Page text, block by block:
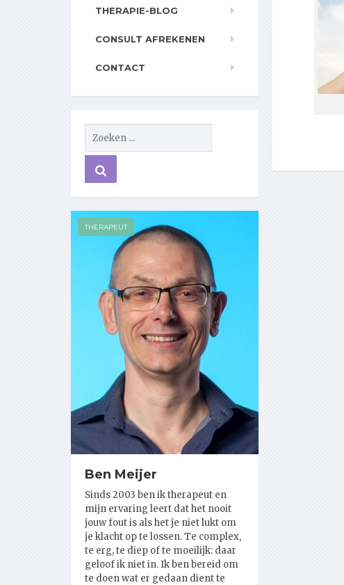
THERAPIE-BLOG
CONSULT AFREKENEN
CONTACT
THERAPEUT
Ben Meijer
Sinds 2003 ben ik therapeut en
mijn ervaring leert dat het nooit
jouw fout is als het je niet lukt om
je klacht op te lossen. Te complex,
te erg, te diep of te moeilijk: daar
geloof ik niet in. Ik ben bereid om
te doen wat er gedaan dient te